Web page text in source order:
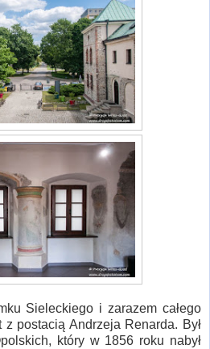
Sieleckiego i zarazem całego
postacią Andrzeja Renarda. Był
który w 1856 roku nabył